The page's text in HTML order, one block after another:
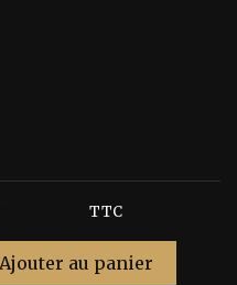
TTC
Ajouter au panier